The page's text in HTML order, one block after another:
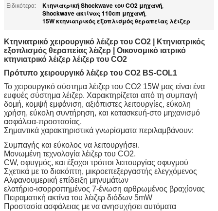
Ειδικότερα: Κτηνιατρική Shockwave του CO2 μηχανή,
Shockwave ακτίνας 110cm μηχανή,
15W κτηνιατρικός εξοπλισμός θεραπείας λέιζερ
Κτηνιατρικό χειρουργικό λέιζερ του CO2 | Κτηνιατρικός
εξοπλισμός θεραπείας λέιζερ | Οικονομικό ιατρικό
κτηνιατρικό λέιζερ λέιζερ του CO2
Πρότυπο χειρουργικό λέιζερ του CO2 BS-COL1
Το χειρουργικό σύστημα λέιζερ του CO2 15W μας είναι ένα
ευφυές σύστημα λέιζερ. Χαρακτηρίζεται από τη συμπαγή
δομή, κομψή εμφάνιση, αξιόπιστες λειτουργίες, εύκολη
χρήση, εύκολη συντήρηση, και κατασκευή-στο μηχανισμό
ασφάλεια-προστασίας.
Σημαντικά χαρακτηριστικά γνωρίσματα περιλαμβάνουν:
Συμπαγής και εύκολος να λειτουργήσει.
Μονωμένη τεχνολογία λέιζερ του CO2.
CW, σφυγμός, και έξοχοι τρόποι λειτουργίας σφυγμού
Σχετικά με το διακόπτη, μικροεπεξεργαστής ελεγχόμενος
Αλφανουμερική επίδειξη μηνυμάτων
ελατήριο-ισορροπημένος 7-ένωση αρθρωμένος βραχίονας
Πειραματική ακτίνα του λέιζερ διόδων 5mW
Προστασία ασφάλειας με να ανησυχήσει αυτόματα